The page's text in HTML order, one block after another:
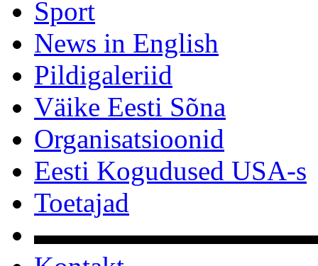
Sport
News in English
Pildigaleriid
Väike Eesti Sõna
Organisatsioonid
Eesti Kogudused USA-s
Toetajad